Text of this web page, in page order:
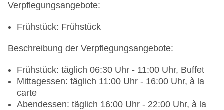
Verpflegungsangebote:
Frühstück: Frühstück
Beschreibung der Verpflegungsangebote:
Frühstück: täglich 06:30 Uhr - 11:00 Uhr, Buffet
Mittagessen: täglich 11:00 Uhr - 16:00 Uhr, à la
carte
Abendessen: täglich 16:00 Uhr - 22:00 Uhr, à la